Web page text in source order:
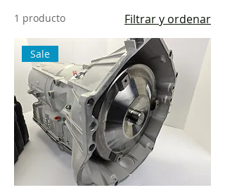
1 producto Filtrar y ordenar
Sale